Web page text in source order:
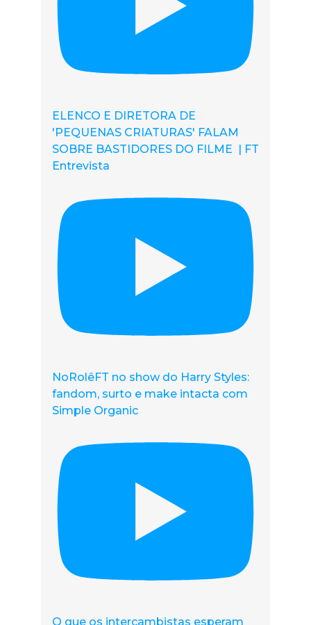
ELENCO E DIRETORA DE
'PEQUENAS CRIATURAS' FALAM
SOBRE BASTIDORES DO FILME | FT
Entrevista
NoRolêFT no show do Harry Styles:
fandom, surto e make intacta com
Simple Organic
O que os intercambistas esperam